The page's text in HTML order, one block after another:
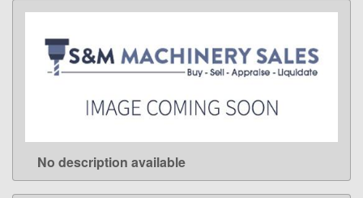
LEARN MORE
No description available